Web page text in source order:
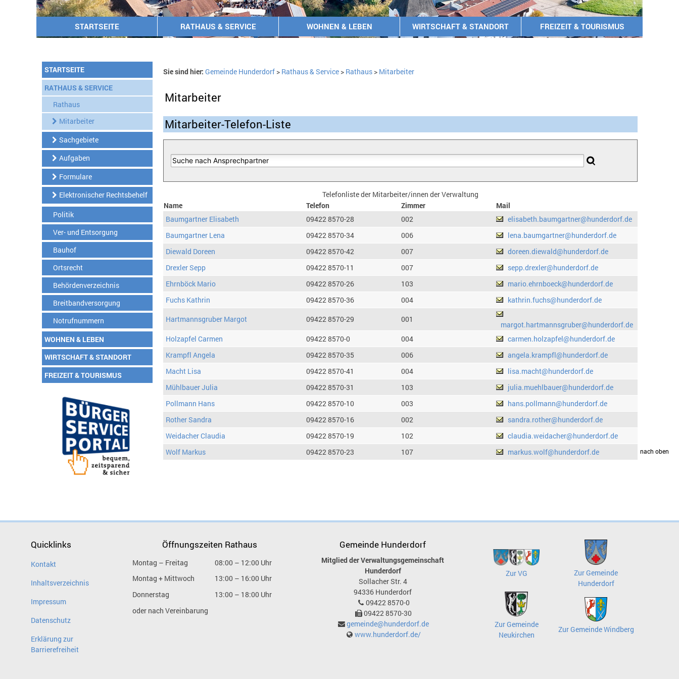
STARTSEITE RATHAUS & SERVICE WOHNEN & LEBEN WIRTSCHAFT & STANDORT FREIZEIT & TOURISMUS
STARTSEITE
RATHAUS & SERVICE
Rathaus
Mitarbeiter
Sachgebiete
Aufgaben
Formulare
Elektronischer Rechtsbehelf
Politik
Ver- und Entsorgung
Bauhof
Ortsrecht
Behördenverzeichnis
Breitbandversorgung
Notrufnummern
WOHNEN & LEBEN
WIRTSCHAFT & STANDORT
FREIZEIT & TOURISMUS
Sie sind hier: Gemeinde Hunderdorf> Rathaus & Service> Rathaus> Mitarbeiter
Mitarbeiter
Mitarbeiter-Telefon-Liste
Telefonliste der Mitarbeiter/innen der Verwaltung
Name
Telefon Zimmer
Mail
Baumgartner Elisabeth
09422 8570-28 002
elisabeth.baumgartner@hunderdorf.de
Baumgartner Lena
09422 8570-34 006
lena.baumgartner@hunderdorf.de
Diewald Doreen
09422 8570-42 007
doreen.diewald@hunderdorf.de
Drexler Sepp
09422 8570-11 007
sepp.drexler@hunderdorf.de
Ehrnböck Mario
09422 8570-26 103
mario.ehrnboeck@hunderdorf.de
Fuchs Kathrin
09422 8570-36 004
kathrin.fuchs@hunderdorf.de
Hartmannsgruber Margot
09422 8570-29 001
margot.hartmannsgruber@hunderdorf.de
Holzapfel Carmen
09422 8570-0 004
carmen.holzapfel@hunderdorf.de
Krampfl Angela
09422 8570-35 006
angela.krampfl@hunderdorf.de
Macht Lisa
09422 8570-41 004
lisa.macht@hunderdorf.de
Mühlbauer Julia
09422 8570-31 103
julia.muehlbauer@hunderdorf.de
Pollmann Hans
09422 8570-10 003
hans.pollmann@hunderdorf.de
Rother Sandra
09422 8570-16 002
sandra.rother@hunderdorf.de
Weidacher Claudia
09422 8570-19 102
claudia.weidacher@hunderdorf.de
Wolf Markus
09422 8570-23 107 markus.wolf@hunderdorf.dedrucken nach oben
Quicklinks
Kontakt
Inhaltsverzeichnis
Impressum
Datenschutz
Erklärung zur
Barrierefreiheit
Öffnungszeiten Rathaus
Montag – Freitag
08:00 – 12:00 Uhr
Montag + Mittwoch
13:00 – 16:00 Uhr
Donnerstag
13:00 – 18:00 Uhr
oder nach Vereinbarung
Gemeinde Hunderdorf
Mitglied der Verwaltungsgemeinschaft
Hunderdorf
Sollacher Str. 4
94336 Hunderdorf
09422 8570-0
09422 8570-30
gemeinde@hunderdorf.de
www.hunderdorf.de/
Zur VG
Zur Gemeinde
Hunderdorf
Zur Gemeinde
Neukirchen
Zur Gemeinde Windberg